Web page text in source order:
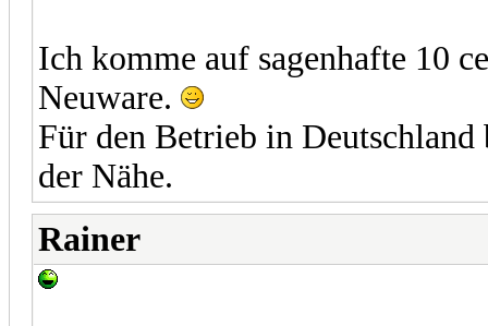
Ich komme auf sagenhafte 10
Neuware.
Für den Betrieb in Deutschland
der Nähe.
Rainer